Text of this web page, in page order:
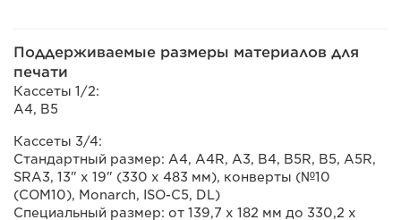
Поддерживаемые размеры материалов для
печати
Кассеты 1/2:
A4, B5
Кассеты 3/4:
Стандартный размер: A4, A4R, A3, B4, B5R, B5, A5R,
SRA3, 13" x 19" (330 x 483 мм), конверты (№10
(COM10), Monarch, ISO-C5, DL)
Специальный размер: от 139,7 x 182 мм до 330,2 x